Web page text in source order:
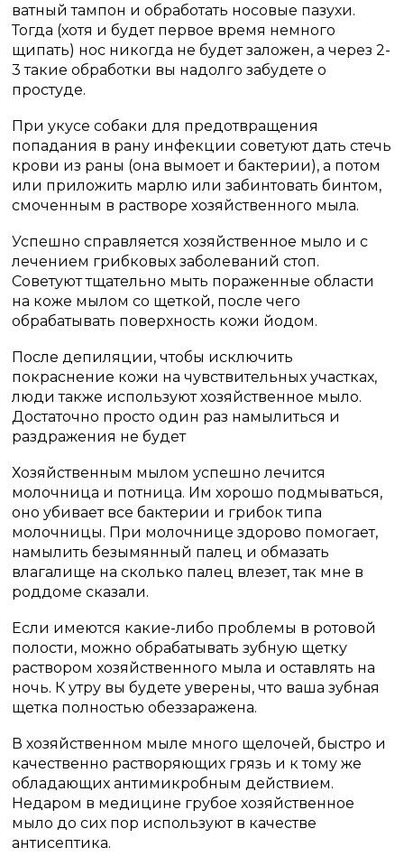
ватный тампон и обработать носовые пазухи.
Тогда (хотя и будет первое время немного
щипать) нос никогда не будет заложен, а через 2-
3 такие обработки вы надолго забудете о
простуде.
При укусе собаки для предотвращения
попадания в рану инфекции советуют дать стечь
крови из раны (она вымоет и бактерии), а потом
или приложить марлю или забинтовать бинтом,
смоченным в растворе хозяйственного мыла.
Успешно справляется хозяйственное мыло и с
лечением грибковых заболеваний стоп.
Советуют тщательно мыть пораженные области
на коже мылом со щеткой, после чего
обрабатывать поверхность кожи йодом.
После депиляции, чтобы исключить
покраснение кожи на чувствительных участках,
люди также используют хозяйственное мыло.
Достаточно просто один раз намылиться и
раздражения не будет
Хозяйственным мылом успешно лечится
молочница и потница. Им хорошо подмываться,
оно убивает все бактерии и грибок типа
молочницы. При молочнице здорово помогает,
намылить безымянный палец и обмазать
влагалище на сколько палец влезет, так мне в
роддоме сказали.
Если имеются какие-либо проблемы в ротовой
полости, можно обрабатывать зубную щетку
раствором хозяйственного мыла и оставлять на
ночь. К утру вы будете уверены, что ваша зубная
щетка полностью обеззаражена.
В хозяйственном мыле много щелочей, быстро и
качественно растворяющих грязь и к тому же
обладающих антимикробным действием.
Недаром в медицине грубое хозяйственное
мыло до сих пор используют в качестве
антисептика.